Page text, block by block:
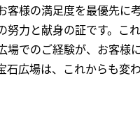
客様の満足度を最優先に
努力と献身の証です。こ
場でのご経験が、お客様
石広場は、これからも変